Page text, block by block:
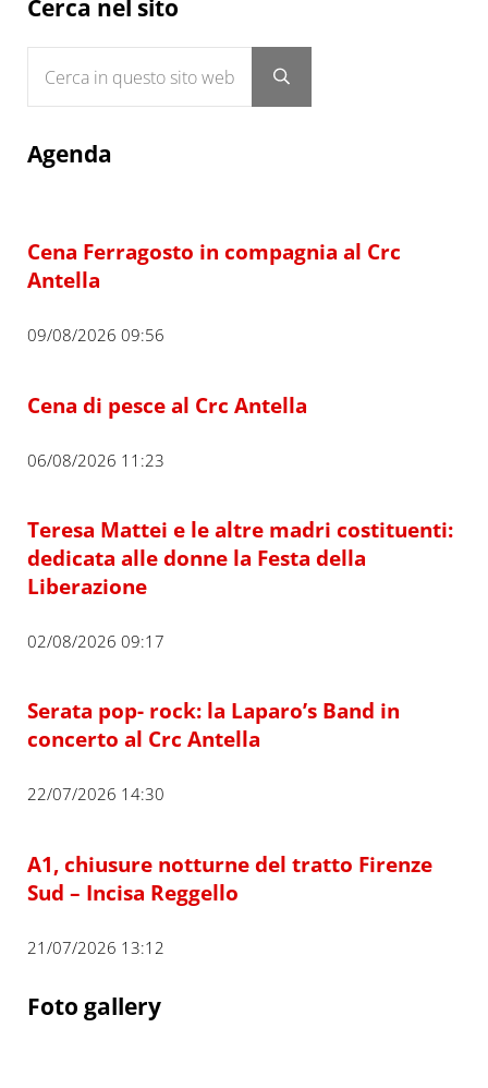
Sidebar
Cerca nel sito
Submit search
Agenda
Cena Ferragosto in compagnia al Crc
Antella
09/08/2026 09:56
Cena di pesce al Crc Antella
06/08/2026 11:23
Teresa Mattei e le altre madri costituenti:
dedicata alle donne la Festa della
Liberazione
02/08/2026 09:17
Serata pop- rock: la Laparo’s Band in
concerto al Crc Antella
22/07/2026 14:30
A1, chiusure notturne del tratto Firenze
Sud – Incisa Reggello
21/07/2026 13:12
Foto gallery